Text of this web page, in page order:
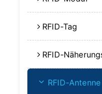
RFID-Tag
RFID-
RFID-Antenne